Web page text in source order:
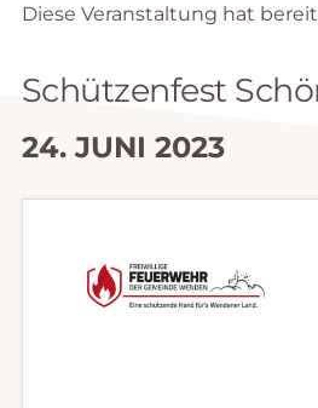
Diese Veranstaltung hat
Schützenfest
24. JUNI 2023